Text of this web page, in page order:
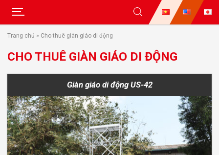
Trang chủ » Cho thuê giàn giáo di động
CHO THUÊ GIÀN GIÁO DI ĐỘNG
Giàn giáo di động US-42